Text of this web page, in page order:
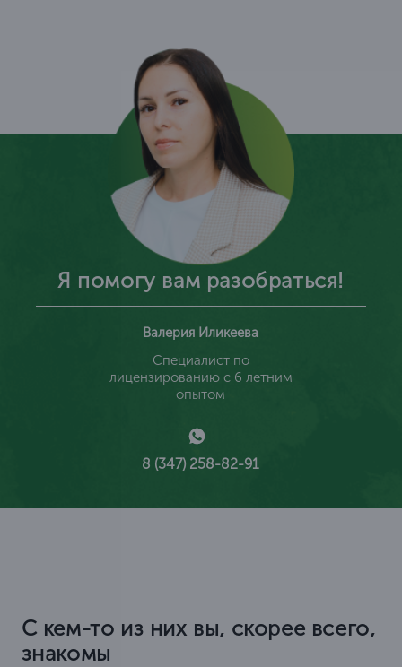
Я помогу вам разобраться!
Валерия Иликеева
Специалист по
лицензированию с 6 летним
опытом
8 (347) 258-82-91
С кем-то из них вы, скорее всего,
знакомы